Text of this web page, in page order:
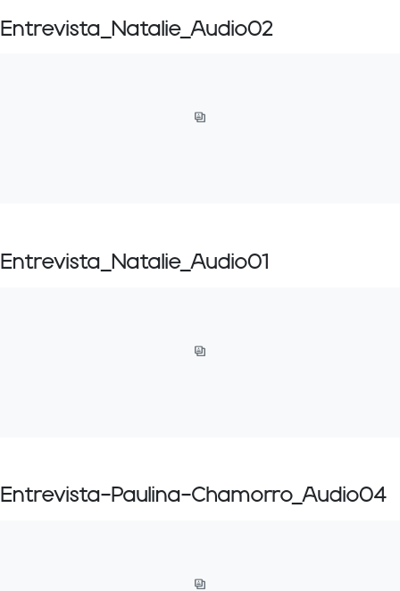
Entrevista_Natalie_Audio02
Entrevista_Natalie_Audio01
Entrevista-Paulina-Chamorro_Audio04